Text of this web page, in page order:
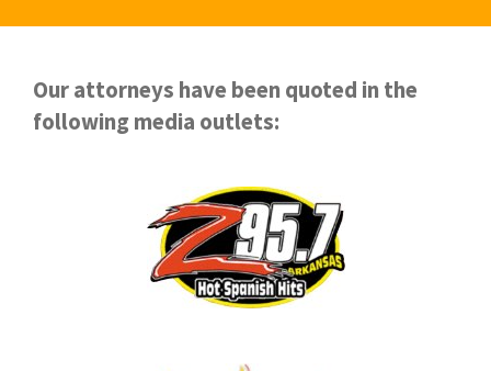
Our attorneys have been quoted in the
following media outlets: